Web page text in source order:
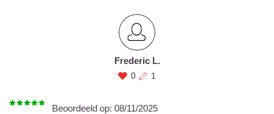
Frederic L.
0 1
Beoordeeld op: 08/11/2025